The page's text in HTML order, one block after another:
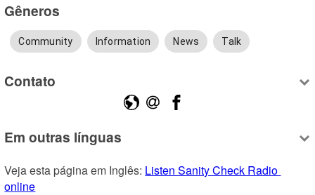
Gêneros
Community Information News Talk
Contato
Em outras línguas
Veja esta página em Inglês: Listen Sanity Check Radio
online